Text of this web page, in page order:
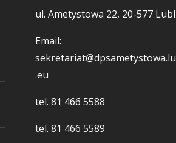
ul. Ametystowa 22, 20-577
Email:
.eu
tel. 81 466 5588
tel. 81 466 5589